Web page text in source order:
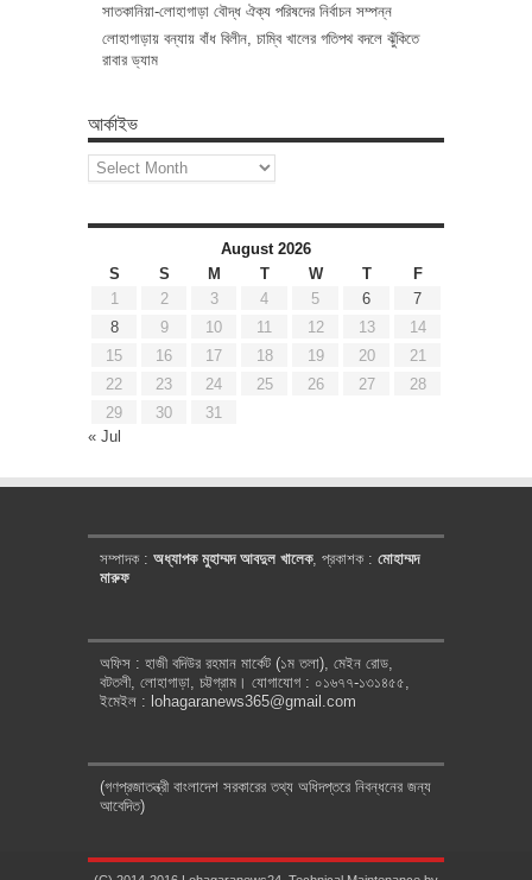
সাতকানিয়া-লোহাগাড়া বৌদ্ধ ঐক্য পরিষদের নির্বাচন সম্পন্ন
লোহাগাড়ায় বন্যায় বাঁধ বিলীন, চাম্বি খালের গতিপথ বদলে ঝুঁকিতে
রাবার ড্যাম
আর্কাইভ
আর্কাইভ
August 2026
S
S M T W T
F
1
2 3 4 5 6
7
8
9 10 11 12 13
14
15
16 17 18 19 20
21
22
23 24 25 26 27
28
29
30
31
« Jul
সম্পাদক : অধ্যাপক মুহাম্মদ আবদুল খালেক, প্রকাশক : মোহাম্মদ
মারুফ
অফিস : হাজী বদিউর রহমান মার্কেট (১ম তলা), মেইন রোড,
বটতলী, লোহাগাড়া, চট্টগ্রাম। যোগাযোগ : ০১৬৭৭-১৩১৪৫৫,
ইমেইল : lohagaranews365@gmail.com
(গণপ্রজাতন্ত্রী বাংলাদেশ সরকারের তথ্য অধিদপ্তরে নিবন্ধনের জন্য
আবেদিত)